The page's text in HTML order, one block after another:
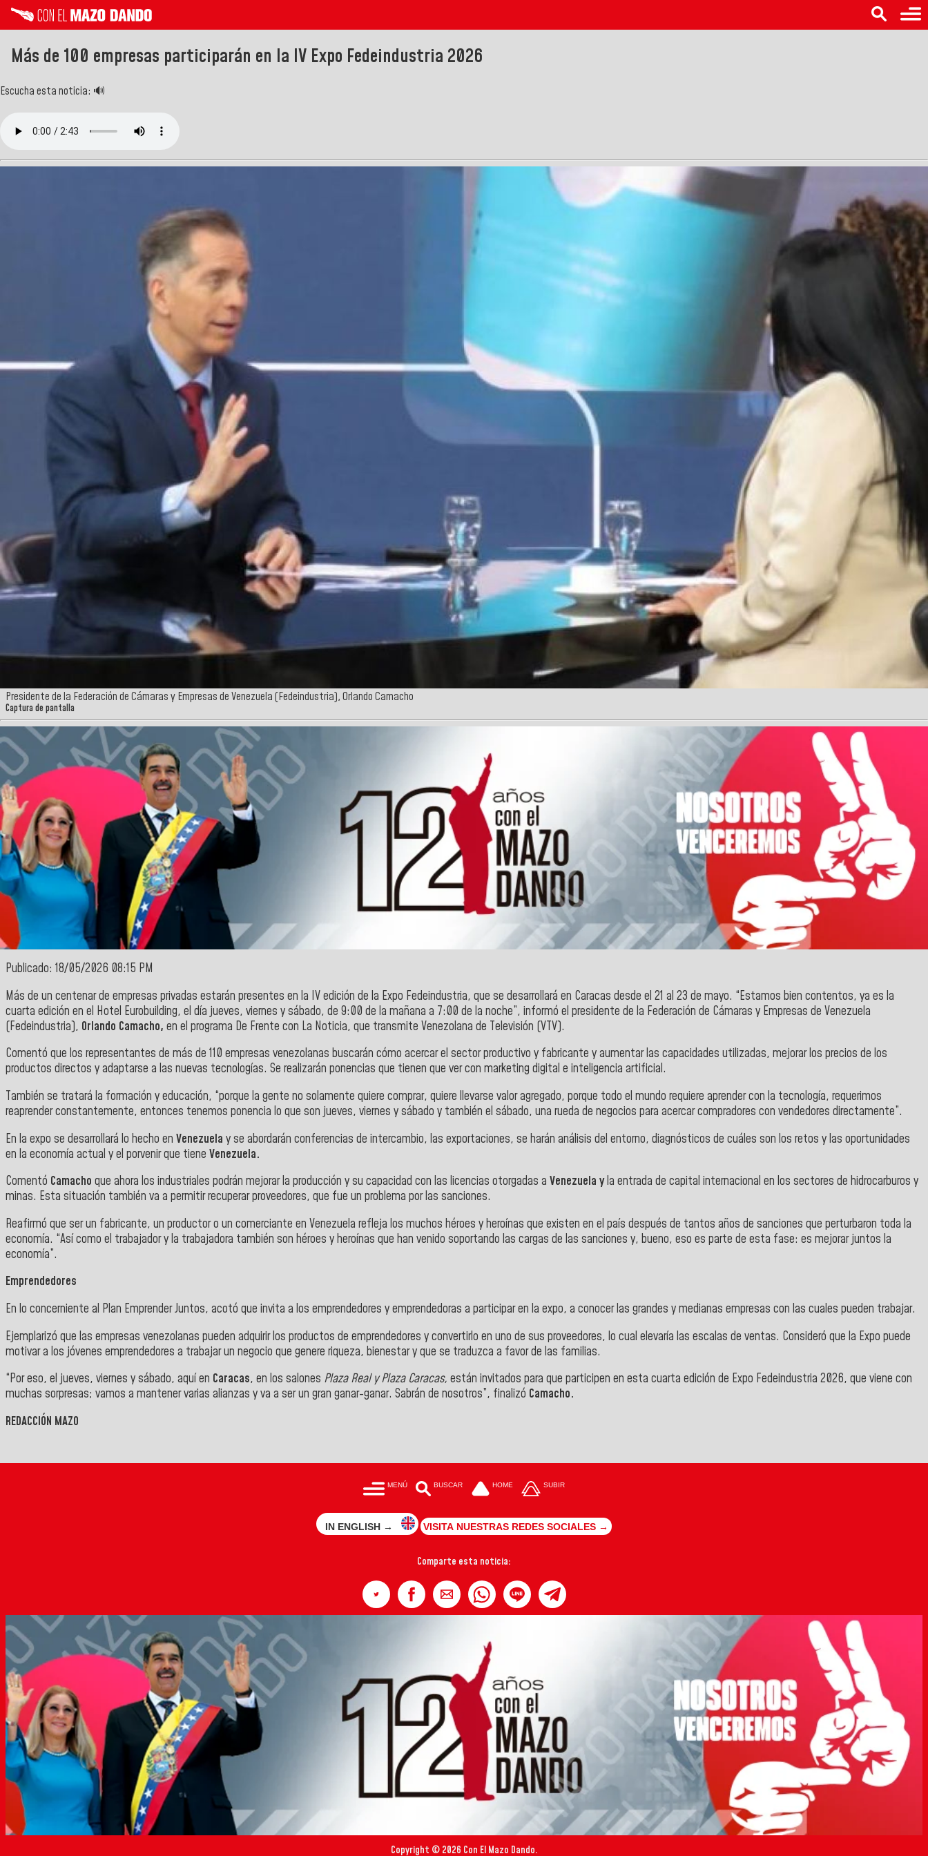
Más de 100 empresas participarán en la IV Expo Fedeindustria 2026
Escucha esta noticia: 🔊
Presidente de la Federación de Cámaras y Empresas de Venezuela (Fedeindustria), Orlando Camacho
Captura de pantalla
Publicado: 18/05/2026 08:15 PM
Más de un centenar de empresas privadas estarán presentes en la IV edición de la Expo Fedeindustria, que se desarrollará en Caracas desde el 21 al 23 de mayo. “Estamos bien contentos, ya es la
cuarta edición en el Hotel Eurobuilding, el día jueves, viernes y sábado, de 9:00 de la mañana a 7:00 de la noche”, informó el presidente de la Federación de Cámaras y Empresas de Venezuela
(Fedeindustria), Orlando Camacho, en el programa De Frente con La Noticia, que transmite Venezolana de Televisión (VTV).
Comentó que los representantes de más de 110 empresas venezolanas buscarán cómo acercar el sector productivo y fabricante y aumentar las capacidades utilizadas, mejorar los precios de los
productos directos y adaptarse a las nuevas tecnologías. Se realizarán ponencias que tienen que ver con marketing digital e inteligencia artificial.
También se tratará la formación y educación, “porque la gente no solamente quiere comprar, quiere llevarse valor agregado, porque todo el mundo requiere aprender con la tecnología, requerimos
reaprender constantemente, entonces tenemos ponencia lo que son jueves, viernes y sábado y también el sábado, una rueda de negocios para acercar compradores con vendedores directamente”.
En la expo se desarrollará lo hecho en Venezuela y se abordarán conferencias de intercambio, las exportaciones, se harán análisis del entorno, diagnósticos de cuáles son los retos y las oportunidades
en la economía actual y el porvenir que tiene Venezuela.
Comentó Camacho que ahora los industriales podrán mejorar la producción y su capacidad con las licencias otorgadas a Venezuela yla entrada de capital internacional en los sectores de hidrocarburos y
minas. Esta situación también va a permitir recuperar proveedores, que fue un problema por las sanciones.
Reafirmó que ser un fabricante, un productor o un comerciante en Venezuela refleja los muchos héroes y heroínas que existen en el país después de tantos años de sanciones que perturbaron toda la
economía. “Así como el trabajador y la trabajadora también son héroes y heroínas que han venido soportando las cargas de las sanciones y, bueno, eso es parte de esta fase: es mejorar juntos la
economía”.
Emprendedores
En lo concerniente al Plan Emprender Juntos, acotó que invita a los emprendedores y emprendedoras a participar en la expo, a conocer las grandes y medianas empresas con las cuales pueden trabajar.
Ejemplarizó que las empresas venezolanas pueden adquirir los productos de emprendedores y convertirlo en uno de sus proveedores, lo cual elevaría las escalas de ventas. Consideró que la Expo puede
motivar a los jóvenes emprendedores a trabajar un negocio que genere riqueza, bienestar y que se traduzca a favor de las familias.
“Por eso, el jueves, viernes y sábado, aquí en Caracas, en los salones Plaza Real y Plaza Caracas, están invitados para que participen en esta cuarta edición de Expo Fedeindustria 2026, que viene con
muchas sorpresas; vamos a mantener varias alianzas y va a ser un gran ganar-ganar. Sabrán de nosotros”, finalizó Camacho.
REDACCIÓN MAZO
MENÚ BUSCAR HOME SUBIR
IN ENGLISH → VISITA NUESTRAS REDES SOCIALES →
Comparte esta noticia:
Copyright © 2026 Con El Mazo Dando.